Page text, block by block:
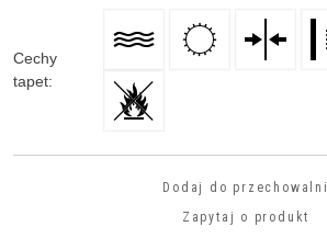
Cechy
tapet:
Dodaj do przechowalni
Zapytaj o produkt